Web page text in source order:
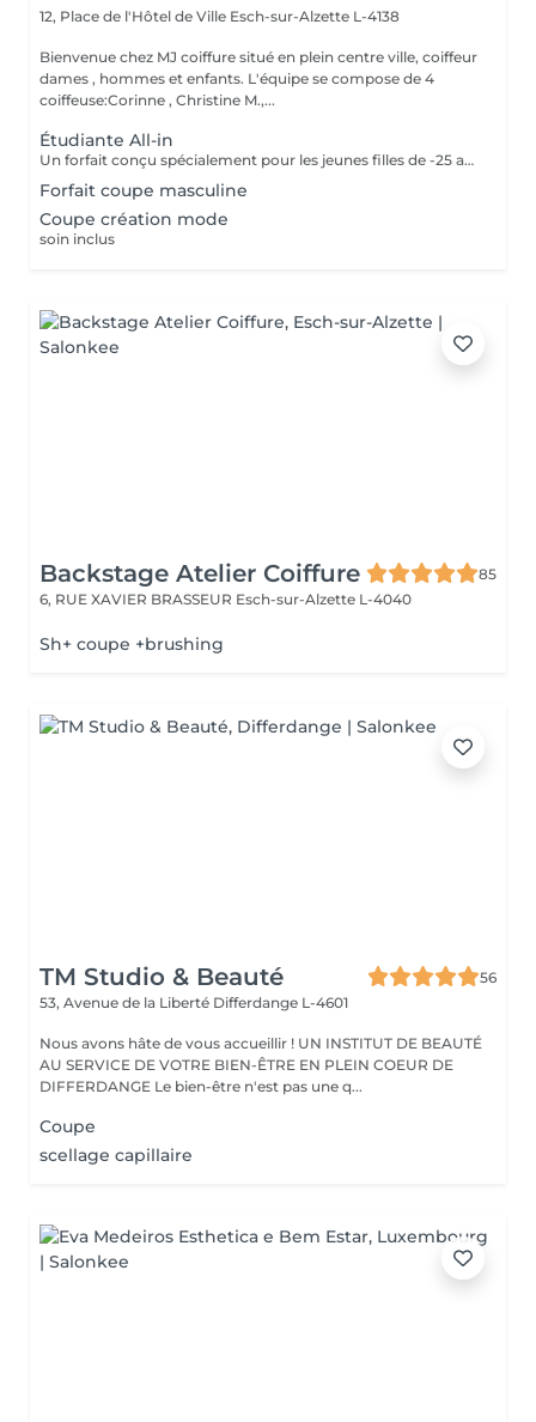
12, Place de l'Hôtel de Ville Esch-sur-Alzette L-4138
Bienvenue chez MJ coiffure situé en plein centre ville, coiffeur
dames , hommes et enfants. L'équipe se compose de 4
coiffeuse:Corinne , Christine M.,...
Étudiante All-in
Un forfait conçu spécialement pour les jeunes filles de -25 ans. Inclus dans le forfait shampooing, coupe et séchage naturel :)
Forfait coupe masculine
Coupe création mode
soin inclus
Backstage Atelier Coiffure
85
6, RUE XAVIER BRASSEUR Esch-sur-Alzette L-4040
Sh+ coupe +brushing
TM Studio & Beauté
56
53, Avenue de la Liberté Differdange L-4601
Nous avons hâte de vous accueillir ! UN INSTITUT DE BEAUTÉ
AU SERVICE DE VOTRE BIEN-ÊTRE EN PLEIN COEUR DE
DIFFERDANGE Le bien-être n'est pas une q...
Coupe
scellage capillaire